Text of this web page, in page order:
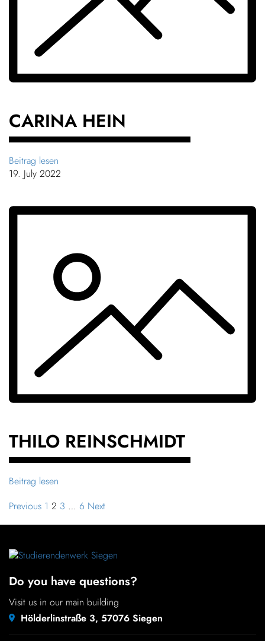
CARINA HEIN
Beitrag lesen
19. July 2022
THILO REINSCH­MIDT
Beitrag lesen
Previous 1 2 3 … 6 Next
Do you have questions?
Visit us in our main building
Hölderlinstraße 3, 57076 Siegen